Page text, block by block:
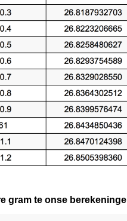
gram te onse berekeninge